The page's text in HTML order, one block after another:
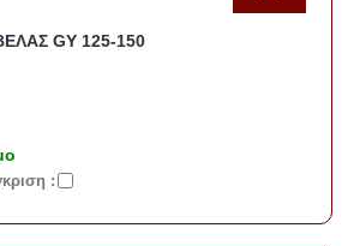
GY 125-150
: